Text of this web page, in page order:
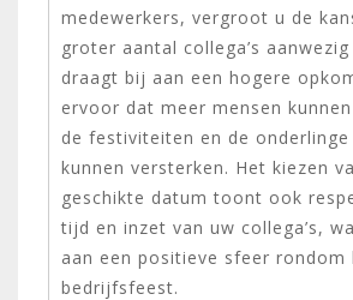
medewerkers, vergroot u de
groter aantal collega’s
draagt bij aan een hogere
ervoor dat meer mensen
de festiviteiten en de onderlinge
kunnen versterken. Het kiezen
geschikte datum toont ook
tijd en inzet van uw collega’s,
aan een positieve sfeer rondom
bedrijfsfeest.